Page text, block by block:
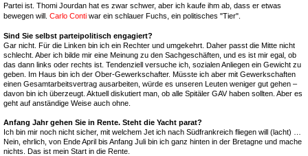
Partei ist. Thomi Jourdan hat es zwar schwer, aber ich kaufe ihm ab, dass er etwas
bewegen will. Carlo Conti war ein schlauer Fuchs, ein politisches "Tier".
Sind Sie selbst parteipolitisch engagiert?
Gar nicht. Für die Linken bin ich ein Rechter und umgekehrt. Daher passt die Mitte nicht
schlecht. Aber ich bilde mir eine Meinung zu den Sachgeschäften, und es ist mir egal, ob
das dann links oder rechts ist. Tendenziell versuche ich, sozialen Anliegen ein Gewicht zu
geben. Im Haus bin ich der Ober-Gewerkschafter. Müsste ich aber mit Gewerkschaften
einen Gesamtarbeitsvertrag ausarbeiten, würde es unseren Leuten weniger gut gehen –
davon bin ich überzeugt. Aktuell diskutiert man, ob alle Spitäler GAV haben sollten. Aber es
geht auf anständige Weise auch ohne.
Anfang Jahr gehen Sie in Rente. Steht die Yacht parat?
Ich bin mir noch nicht sicher, mit welchem Jet ich nach Südfrankreich fliegen will (lacht) …
Nein, ehrlich, von Ende April bis Anfang Juli bin ich ganz hinten in der Bretagne und mache
nichts. Das ist mein Start in die Rente.